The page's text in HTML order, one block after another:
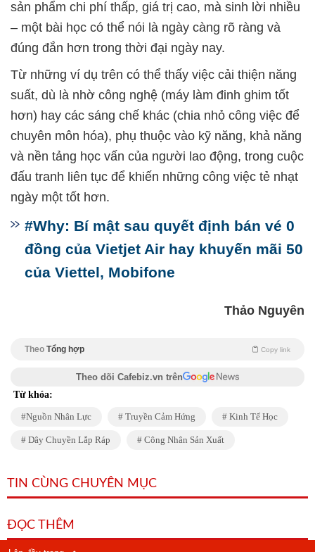
sản phẩm chi phí thấp, giá trị cao, mà sinh lời nhiều
– một bài học có thể nói là ngày càng rõ ràng và
đúng đắn hơn trong thời đại ngày nay.
Từ những ví dụ trên có thể thấy việc cải thiện năng
suất, dù là nhờ công nghệ (máy làm đinh ghim tốt
hơn) hay các sáng chế khác (chia nhỏ công việc để
chuyên môn hóa), phụ thuộc vào kỹ năng, khả năng
và nền tảng học vấn của người lao động, trong cuộc
đấu tranh liên tục để khiến những công việc tẻ nhạt
ngày một tốt hơn.
#Why: Bí mật sau quyết định bán vé 0
đồng của Vietjet Air hay khuyến mãi 50
của Viettel, Mobifone
Thảo Nguyên
Theo Tổng hợp Copy link
Theo dõi Cafebiz.vn trên
Từ khóa:
Nguồn Nhân Lực Truyền Cảm Hứng Kinh Tế Học
Dây Chuyền Lắp Ráp Công Nhân Sản Xuất
TIN CÙNG CHUYÊN MỤC
ĐỌC THÊM